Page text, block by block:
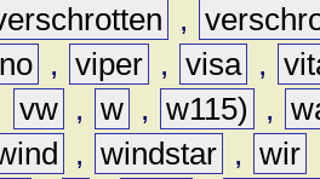
,
, viper , visa ,
vw , w , w115) ,
, windstar , wir